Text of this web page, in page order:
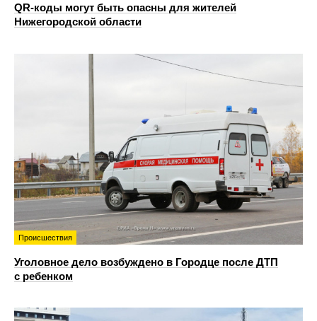
QR-коды могут быть опасны для жителей
Нижегородской области
Происшествия
Уголовное дело возбуждено в Городце после ДТП
с ребенком